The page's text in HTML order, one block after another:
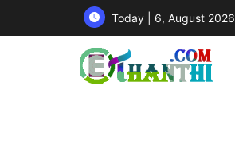
Today | 6, August 2026